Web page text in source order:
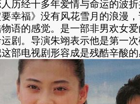
历经十多年爱情与命运的波
幸福》没有风花雪月的浪漫
语的感觉。是一部非男欢女
剧。导演朱翊表示他是第一
部电视剧形容成是残酷辛酸